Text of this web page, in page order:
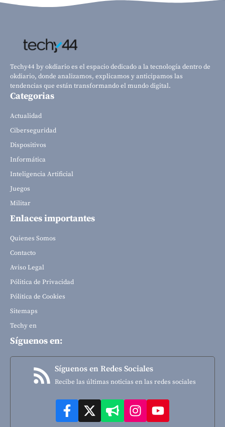
Techy44 by okdiario es el espacio dedicado a la tecnología dentro de
okdiario, donde analizamos, explicamos y anticipamos las
tendencias que están transformando el mundo digital.
Categorias
Actualidad
Ciberseguridad
Dispositivos
Informática
Inteligencia Artificial
Juegos
Militar
Enlaces importantes
Quienes Somos
Contacto
Aviso Legal
Pólitica de Privacidad
Pólitica de Cookies
Sitemaps
Techy en
Síguenos en:
Síguenos en Redes Sociales
Recibe las últimas noticias en las redes sociales